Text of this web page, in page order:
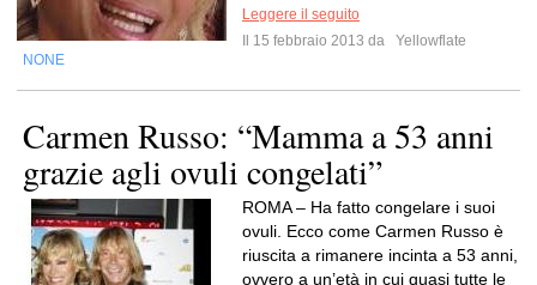
Leggere il seguito
Il 15 febbraio 2013 da
Yellowflate
NONE
Carmen Russo: “Mamma a 53 anni
grazie agli ovuli congelati”
ROMA – Ha fatto congelare i suoi
ovuli. Ecco come Carmen Russo è
riuscita a rimanere incinta a 53 anni,
ovvero a un’età in cui quasi tutte le